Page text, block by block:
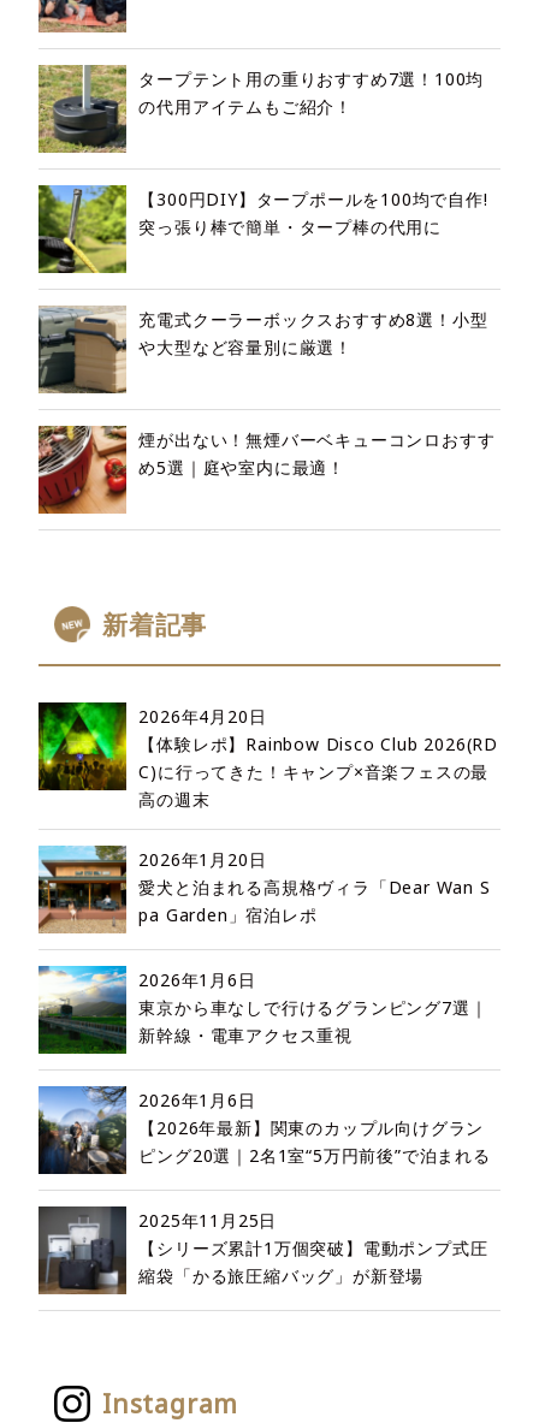
タープテント用の重りおすすめ7選！100均
の代用アイテムもご紹介！
【300円DIY】タープポールを100均で自作!
突っ張り棒で簡単・タープ棒の代用に
充電式クーラーボックスおすすめ8選！小型
や大型など容量別に厳選！
煙が出ない！無煙バーベキューコンロおすす
め5選｜庭や室内に最適！
新着記事
2026年4月20日
【体験レポ】Rainbow Disco Club 2026(RD
C)に行ってきた！キャンプ×音楽フェスの最
高の週末
2026年1月20日
愛犬と泊まれる高規格ヴィラ「Dear Wan S
pa Garden」宿泊レポ
2026年1月6日
東京から車なしで行けるグランピング7選｜
新幹線・電車アクセス重視
2026年1月6日
【2026年最新】関東のカップル向けグラン
ピング20選｜2名1室“5万円前後”で泊まれる
2025年11月25日
【シリーズ累計1万個突破】電動ポンプ式圧
縮袋「かる旅圧縮バッグ」が新登場
Instagram